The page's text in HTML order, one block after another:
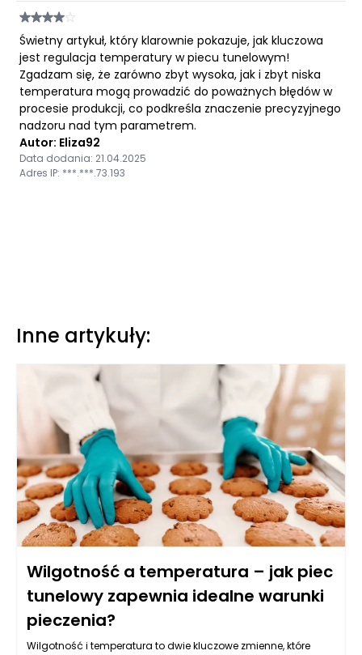
Świetny artykuł, który klarownie pokazuje, jak kluczowa
jest regulacja temperatury w piecu tunelowym!
Zgadzam się, że zarówno zbyt wysoka, jak i zbyt niska
temperatura mogą prowadzić do poważnych błędów w
procesie produkcji, co podkreśla znaczenie precyzyjnego
nadzoru nad tym parametrem.
Autor: Eliza92
Data dodania: 21.04.2025
Adres IP: ***.***.73.193
Inne artykuły:
Wilgotność a temperatura – jak piec
tunelowy zapewnia idealne warunki
pieczenia?
Wilgotność i temperatura to dwie kluczowe zmienne, które